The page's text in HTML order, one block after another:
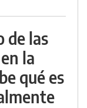
de las
la
qué es